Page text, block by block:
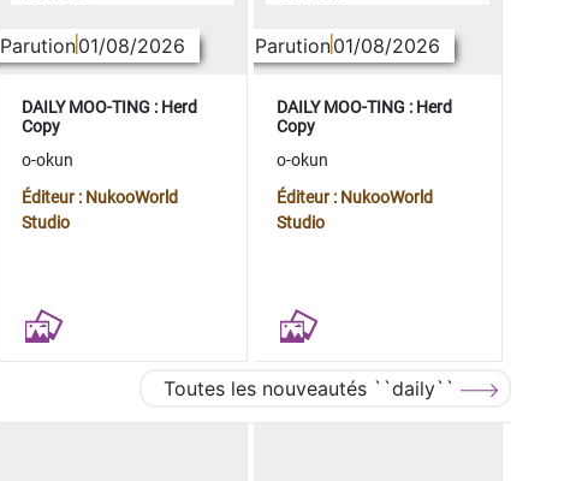
Parution01/08/2026
DAILY MOO-TING : Herd
Copy
o-okun
Éditeur : NukooWorld
Studio
Parution01/08/2026
DAILY MOO-TING : Herd
Copy
o-okun
Éditeur : NukooWorld
Studio
Toutes les nouveautés ``daily``